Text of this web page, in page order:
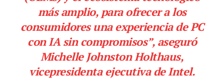
más amplio, para ofrecer a los
consumidores una experiencia de PC
con IA sin compromisos”, aseguró
Michelle Johnston Holthaus,
vicepresidenta ejecutiva de Intel.